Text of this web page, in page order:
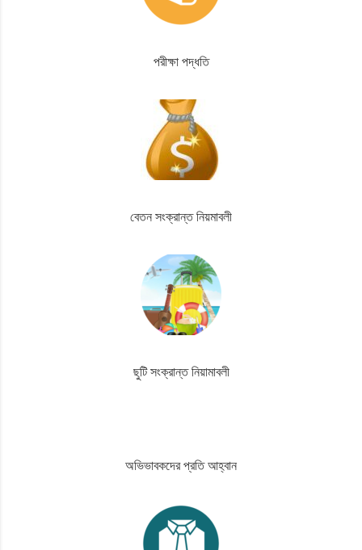
পরীক্ষা পদ্ধতি
বেতন সংক্রান্ত নিয়মাবলী
ছুটি সংক্রান্ত নিয়ামাবলী
অভিভাবকদের প্রতি আহ্বান